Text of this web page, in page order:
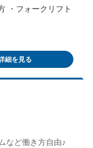
・フォークリフト
細を見る
など働き方自由♪